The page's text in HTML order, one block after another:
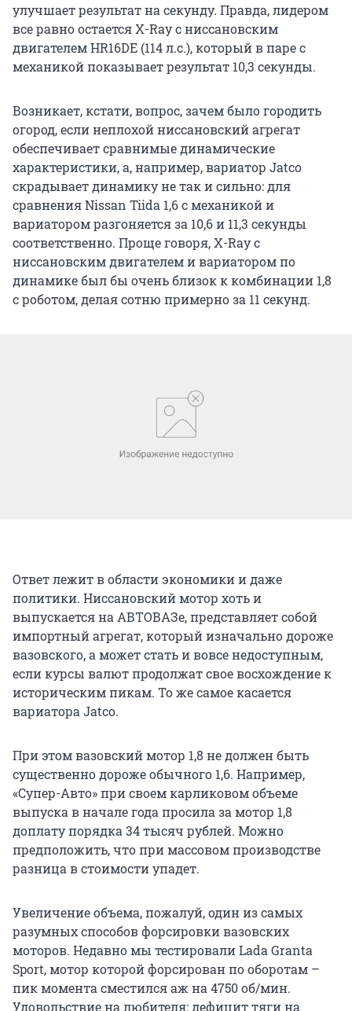
улучшает результат на секунду. Правда, лидером
все равно остается X-Ray с ниссановским
двигателем HR16DE (114 л.с.), который в паре с
механикой показывает результат 10,3 секунды.
Возникает, кстати, вопрос, зачем было городить
огород, если неплохой ниссановский агрегат
обеспечивает сравнимые динамические
характеристики, а, например, вариатор Jatco
скрадывает динамику не так и сильно: для
сравнения Nissan Tiida 1,6 с механикой и
вариатором разгоняется за 10,6 и 11,3 секунды
соответственно. Проще говоря, X-Ray с
ниссановским двигателем и вариатором по
динамике был бы очень близок к комбинации 1,8
с роботом, делая сотню примерно за 11 секунд.
Ответ лежит в области экономики и даже
политики. Ниссановский мотор хоть и
выпускается на АВТОВАЗе, представляет собой
импортный агрегат, который изначально дороже
вазовского, а может стать и вовсе недоступным,
если курсы валют продолжат свое восхождение к
историческим пикам. То же самое касается
вариатора Jatco.
При этом вазовский мотор 1,8 не должен быть
существенно дороже обычного 1,6. Например,
«Супер-Авто» при своем карликовом объеме
выпуска в начале года просила за мотор 1,8
доплату порядка 34 тысяч рублей. Можно
предположить, что при массовом производстве
разница в стоимости упадет.
Увеличение объема, пожалуй, один из самых
разумных способов форсировки вазовских
моторов. Недавно мы тестировали Lada Granta
Sport, мотор которой форсирован по оборотам –
пик момента сместился аж на 4750 об/мин.
Удовольствие на любителя: дефицит тяги на